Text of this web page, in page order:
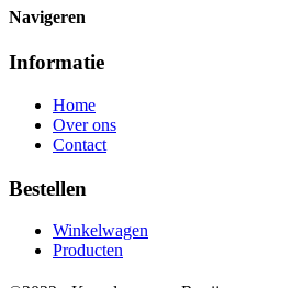
Navigeren
Informatie
Home
Over ons
Contact
Bestellen
Winkelwagen
Producten